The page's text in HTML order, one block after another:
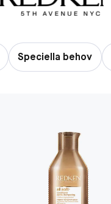
Speciella behov